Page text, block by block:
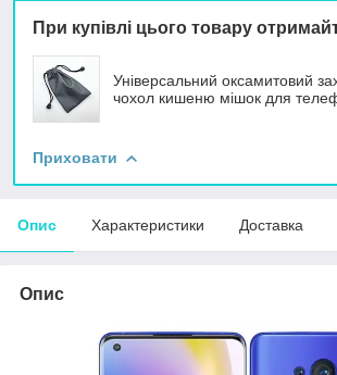
При купівлі цього товару
Універсальний оксамитовий
чохол кишеню мішок для
Приховати
Опис Характеристики Доставка
Опис